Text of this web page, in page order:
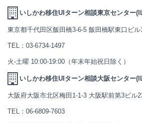
いしかわ移住UIターン相談東京センター
東京都千代田区飯田橋3-6-5 飯田橋駅東口ビル
TEL： 03-6734-1497
火-土曜 10:00-19:00（年末年始祝日除く）
いしかわ移住UIターン相談大阪センター
大阪府大阪市北区梅田1-1-3 大阪駅前第3ビ
TEL： 06-6809-7603